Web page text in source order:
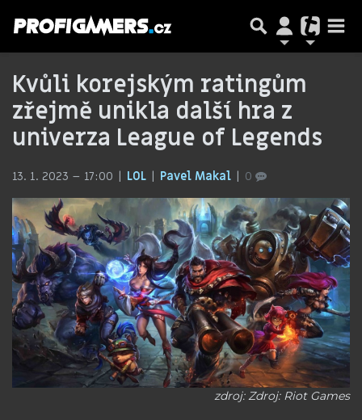
Kvůli korejským ratingům
zřejmě unikla další hra z
univerza League of Legends
13. 1. 2023 – 17:00 LOL Pavel Makal 0
zdroj: Zdroj: Riot Games